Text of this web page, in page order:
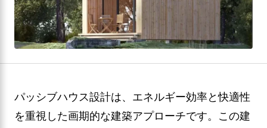
パッシブハウス設計は、エネルギー効率と快適性
を重視した画期的な建築アプローチです。この建